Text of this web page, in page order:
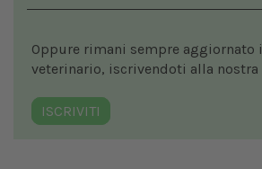
Oppure rimani sempre aggiornato
veterinario, iscrivendoti alla nostra
ISCRIVITI